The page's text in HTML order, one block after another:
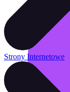
Strony Internetowe